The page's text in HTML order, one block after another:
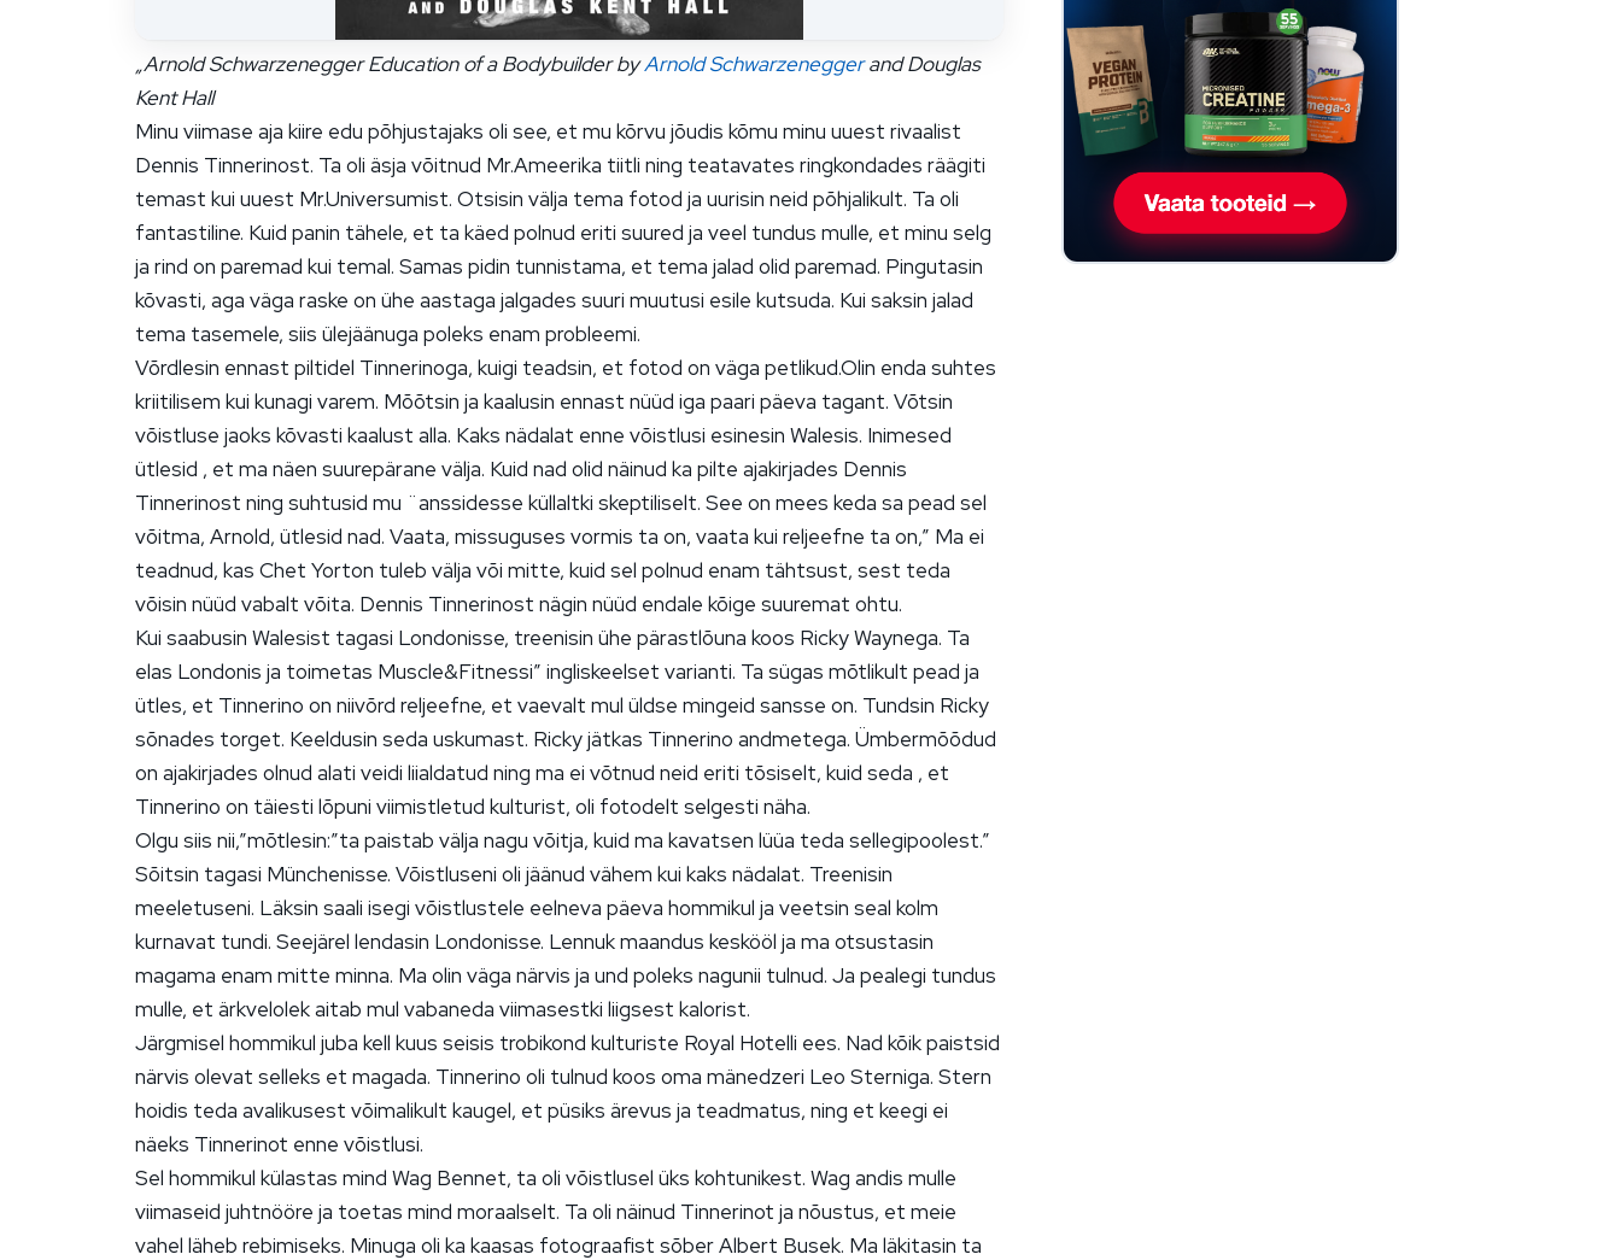
„Arnold Schwarzenegger Education of a Bodybuilder byArnold Schwarzeneggerand Douglas
Kent Hall
Minu viimase aja kiire edu põhjustajaks oli see, et mu kõrvu jõudis kõmu minu uuest rivaalist
Dennis Tinnerinost. Ta oli äsja võitnud Mr.Ameerika tiitli ning teatavates ringkondades räägiti
temast kui uuest Mr.Universumist. Otsisin välja tema fotod ja uurisin neid põhjalikult. Ta oli
fantastiline. Kuid panin tähele, et ta käed polnud eriti suured ja veel tundus mulle, et minu selg
ja rind on paremad kui temal. Samas pidin tunnistama, et tema jalad olid paremad. Pingutasin
kõvasti, aga väga raske on ühe aastaga jalgades suuri muutusi esile kutsuda. Kui saksin jalad
tema tasemele, siis ülejäänuga poleks enam probleemi.
Võrdlesin ennast piltidel Tinnerinoga, kuigi teadsin, et fotod on väga petlikud.Olin enda suhtes
kriitilisem kui kunagi varem. Mõõtsin ja kaalusin ennast nüüd iga paari päeva tagant. Võtsin
võistluse jaoks kõvasti kaalust alla. Kaks nädalat enne võistlusi esinesin Walesis. Inimesed
ütlesid , et ma näen suurepärane välja. Kuid nad olid näinud ka pilte ajakirjades Dennis
Tinnerinost ning suhtusid mu ¨anssidesse küllaltki skeptiliselt. See on mees keda sa pead sel
võitma, Arnold, ütlesid nad. Vaata, missuguses vormis ta on, vaata kui reljeefne ta on,” Ma ei
teadnud, kas Chet Yorton tuleb välja või mitte, kuid sel polnud enam tähtsust, sest teda
võisin nüüd vabalt võita. Dennis Tinnerinost nägin nüüd endale kõige suuremat ohtu.
Kui saabusin Walesist tagasi Londonisse, treenisin ühe pärastlõuna koos Ricky Waynega. Ta
elas Londonis ja toimetas Muscle&Fitnessi” ingliskeelset varianti. Ta sügas mõtlikult pead ja
ütles, et Tinnerino on niivõrd reljeefne, et vaevalt mul üldse mingeid sansse on. Tundsin Ricky
sõnades torget. Keeldusin seda uskumast. Ricky jätkas Tinnerino andmetega. Ümbermõõdud
on ajakirjades olnud alati veidi liialdatud ning ma ei võtnud neid eriti tõsiselt, kuid seda , et
Tinnerino on täiesti lõpuni viimistletud kulturist, oli fotodelt selgesti näha.
Olgu siis nii,”mõtlesin:”ta paistab välja nagu võitja, kuid ma kavatsen lüüa teda sellegipoolest.”
Sõitsin tagasi Münchenisse. Võistluseni oli jäänud vähem kui kaks nädalat. Treenisin
meeletuseni. Läksin saali isegi võistlustele eelneva päeva hommikul ja veetsin seal kolm
kurnavat tundi. Seejärel lendasin Londonisse. Lennuk maandus keskööl ja ma otsustasin
magama enam mitte minna. Ma olin väga närvis ja und poleks nagunii tulnud. Ja pealegi tundus
mulle, et ärkvelolek aitab mul vabaneda viimasestki liigsest kalorist.
Järgmisel hommikul juba kell kuus seisis trobikond kulturiste Royal Hotelli ees. Nad kõik paistsid
närvis olevat selleks et magada. Tinnerino oli tulnud koos oma mänedzeri Leo Sterniga. Stern
hoidis teda avalikusest võimalikult kaugel, et püsiks ärevus ja teadmatus, ning et keegi ei
näeks Tinnerinot enne võistlusi.
Sel hommikul külastas mind Wag Bennet, ta oli võistlusel üks kohtunikest. Wag andis mulle
viimaseid juhtnööre ja toetas mind moraalselt. Ta oli näinud Tinnerinot ja nõustus, et meie
vahel läheb rebimiseks. Minuga oli ka kaasas fotograafist sõber Albert Busek. Ma läkitasin ta